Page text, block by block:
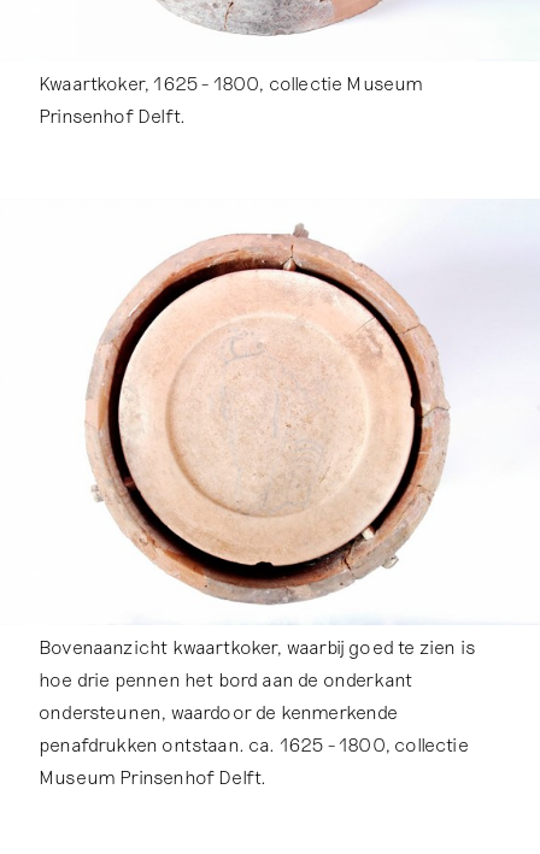
Kwaartkoker, 1625 - 1800, collectie Museum
Prinsenhof Delft.
Bovenaanzicht kwaartkoker, waarbij goed te zien is
hoe drie pennen het bord aan de onderkant
ondersteunen, waardoor de kenmerkende
penafdrukken ontstaan. ca. 1625 - 1800, collectie
Museum Prinsenhof Delft.